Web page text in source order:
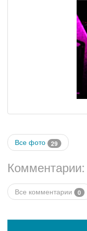
Все фото 29
Комментарии:
Все комментарии 0